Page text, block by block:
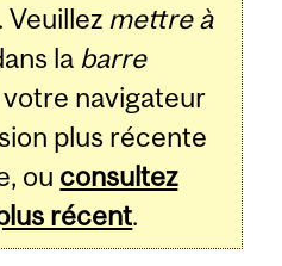
mettre à
la barre
navigateur
plus récente
ou consultez
récent.